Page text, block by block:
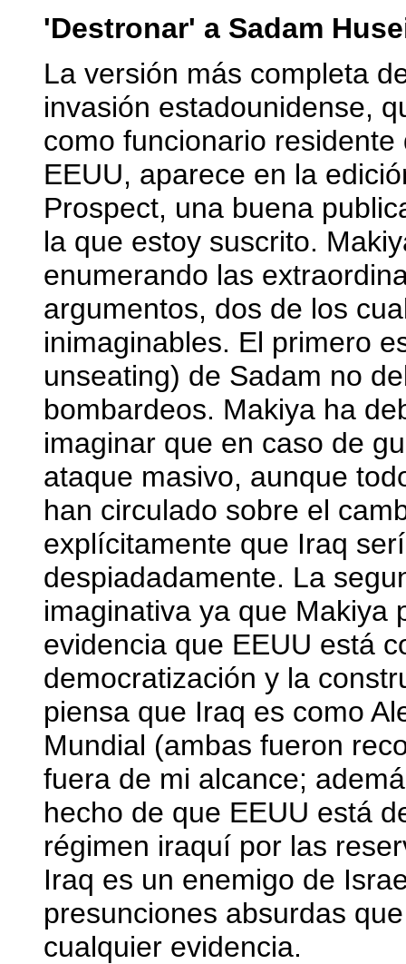
'Destronar' a Sadam
La versión más completa
invasión estadounidense,
como funcionario
EEUU, aparece en la
Prospect, una buena
la que estoy suscrito.
enumerando las
argumentos, dos de los
inimaginables. El primero
unseating) de Sadam no
bombardeos. Makiya ha
imaginar que en caso de
ataque masivo, aunque
han circulado sobre el
explícitamente que Iraq
despiadadamente. La
imaginativa ya que Makiya
evidencia que EEUU está
democratización y la
piensa que Iraq es como
Mundial (ambas fueron
fuera de mi alcance;
hecho de que EEUU está
régimen iraquí por las
Iraq es un enemigo de
presunciones absurdas
cualquier evidencia.